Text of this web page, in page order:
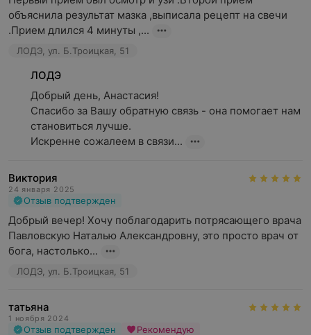
объяснила результат мазка ,выписала рецепт на свечи
.Прием длился 4 минуты ,...
ЛОДЭ, ул. Б.Троицкая, 51
ЛОДЭ
Добрый день, Анастасия!
Спасибо за Вашу обратную связь - она помогает нам
становиться лучше.
Искренне сожалеем в связи...
Виктория
24 января 2025
Отзыв подтвержден
Добрый вечер! Хочу поблагодарить потрясающего врача
Павловскую Наталью Александровну, это просто врач от
бога, настолько...
ЛОДЭ, ул. Б.Троицкая, 51
татьяна
1 ноября 2024
Отзыв подтвержден Рекомендую